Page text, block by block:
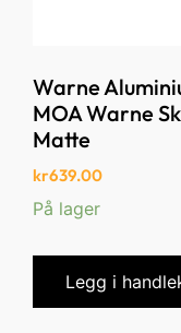
Warne
MOA Warne
Matte
kr639.00
På lager
Legg i